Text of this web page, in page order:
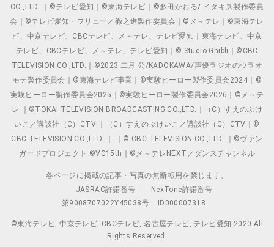
CO.,LTD. ｜©テレビ愛知｜©東海テレビ｜©多田かおる/ イタキス製作委員
会｜©テレビ愛知・フリュー／徹之進製作委員会｜©メ～テレ｜©東海テレ
ビ、中京テレビ、CBCテレビ、メ～テレ、テレビ愛知｜東海テレビ、中京
テレビ、CBCテレビ、メ～テレ、テレビ愛知｜© Studio Ghibli｜©CBC
TELEVISION CO.,LTD.｜©2023 二月 公/KADOKAWA/声優ラジオのウラオ
モテ製作委員会｜©東海テレビ事業｜©実験ヒーロー製作委員会2024｜©
実験ヒーロー製作委員会2025｜©実験ヒーロー製作委員会2026｜©メ～テ
レ ｜©TOKAI TELEVISION BROADCASTING CO.,LTD.｜（C）すえのぶけ
いこ／講談社（C）CTV ｜（C）すえのぶけいこ／講談社（C）CTV｜©
CBC TELEVISION CO.,LTD. ｜ ｜© CBC TELEVISION CO.,LTD. ｜©ヴァン
ガードプロジェクト ©VG15th｜©メ～テレNEXT／ダンスチャンネル
各ページに掲載の記事・写真の無断転用を禁じます。
JASRAC許諾番号
NexTone許諾番号
第9008707022Y45038号
ID000007318
©東海テレビ, 中京テレビ, CBCテレビ, 名古屋テレビ, テレビ愛知 2020 All
Rights Reserved.